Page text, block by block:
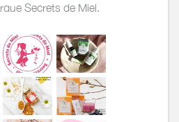
Secrets de Miel,
depuis 12 ans. Sa
même issue d'une famille
générations.
?CodeCourtier=ABSOAPI